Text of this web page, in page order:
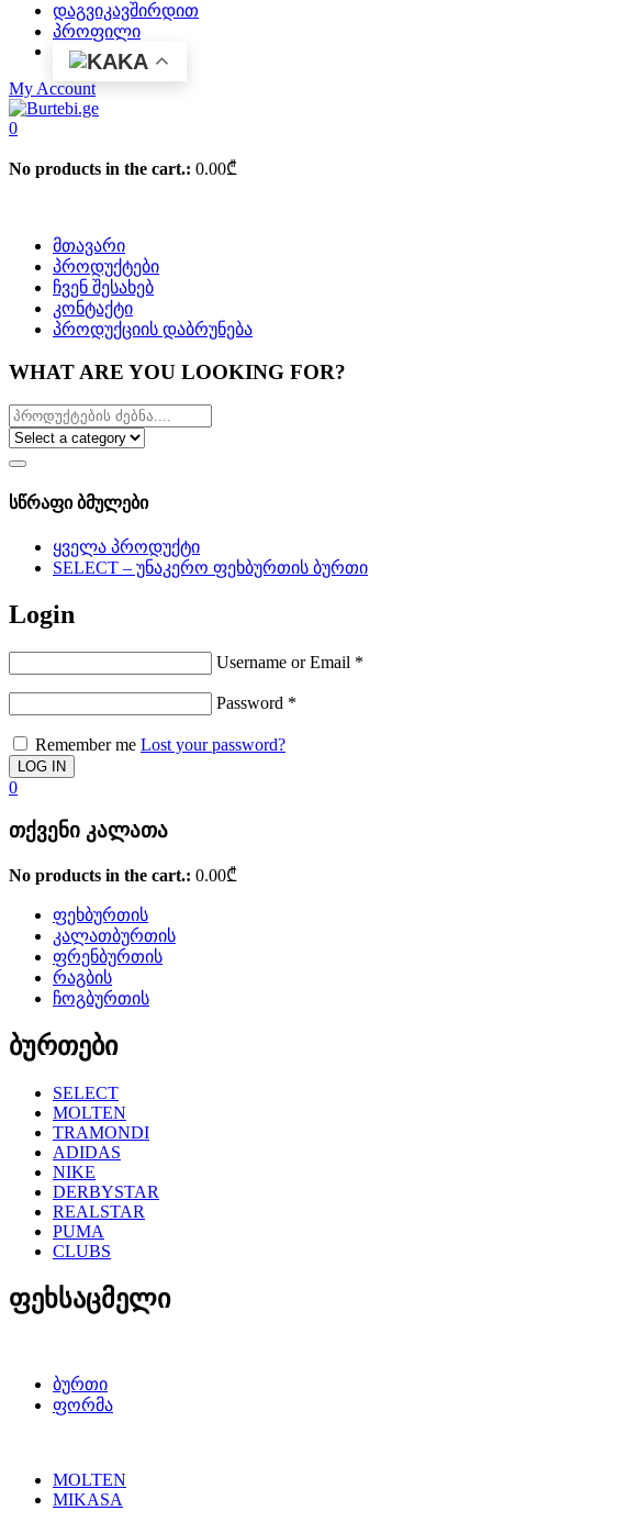
დაგვიკავშირდით
პროფილი
KA
My Account
0
No products in the cart.: 0.00₾
მთავარი
პროდუქტები
ჩვენ შესახებ
კონტაქტი
პროდუქციის დაბრუნება
WHAT ARE YOU LOOKING FOR?
სწრაფი ბმულები
ყველა პროდუქტი
SELECT – უნაკერო ფეხბურთის ბურთი
Login
Username or Email *
Password *
Remember me Lost your password?
0
თქვენი კალათა
No products in the cart.: 0.00₾
ფეხბურთის
კალათბურთის
ფრენბურთის
რაგბის
ჩოგბურთის
ბურთები
SELECT
MOLTEN
TRAMONDI
ADIDAS
NIKE
DERBYSTAR
REALSTAR
PUMA
CLUBS
ფეხსაცმელი
ბურთი
ფორმა
MOLTEN
MIKASA